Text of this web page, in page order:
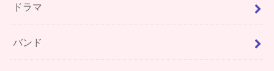
ドラマ
バンド